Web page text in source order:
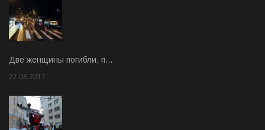
Две женщины погибли, п…
27.08.2017